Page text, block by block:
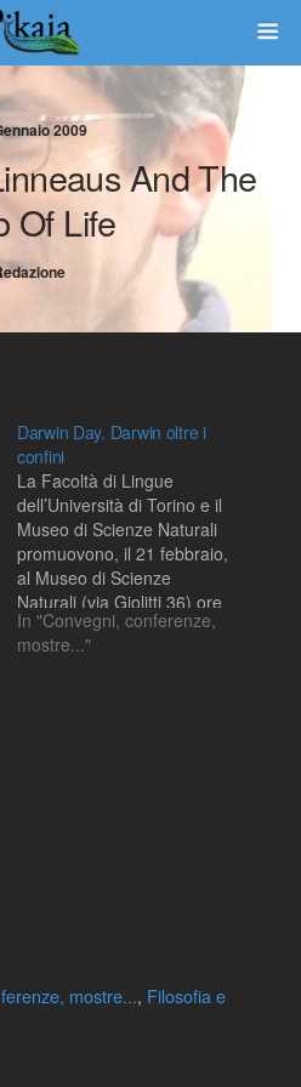
2009
And The
Of Life
Darwin Day. Darwin oltre i
confini
La Facoltà di Lingue
dell’Università di Torino e il
Museo di Scienze Naturali
promuovono, il 21 febbraio,
al Museo di Scienze
Naturali (via Giolitti 36) ore
15.30-18, il convegno
“Darwin oltre i confini”
In "Convegni, conferenze,
mostre..."
mostre..., Filosofia e